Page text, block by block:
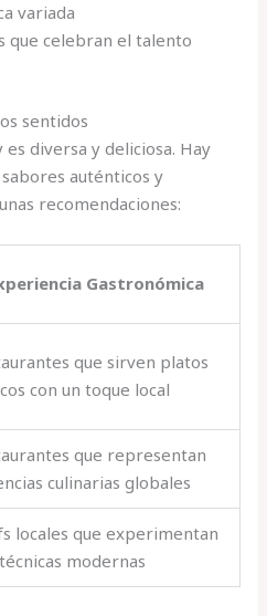
variada
que celebran el talento
sentidos
es diversa y deliciosa. Hay
auténticos y
recomendaciones:
Gastronómica
que sirven platos
con un toque local
que representan
culinarias globales
locales que experimentan
modernas